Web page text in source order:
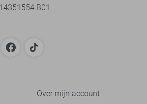
Over mijn account